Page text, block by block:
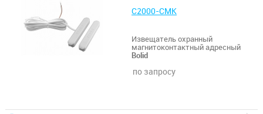
С2000-СМК
Извещатель охранный
магнитоконтактный адресный
Bolid
по запросу